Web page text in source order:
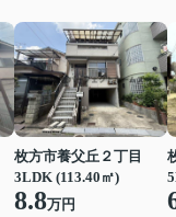
枚方市養父丘２丁目
3LDK (113.40㎡)
8.8万円